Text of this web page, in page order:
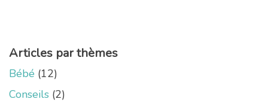
Articles par thèmes
Bébé (12)
Conseils (2)